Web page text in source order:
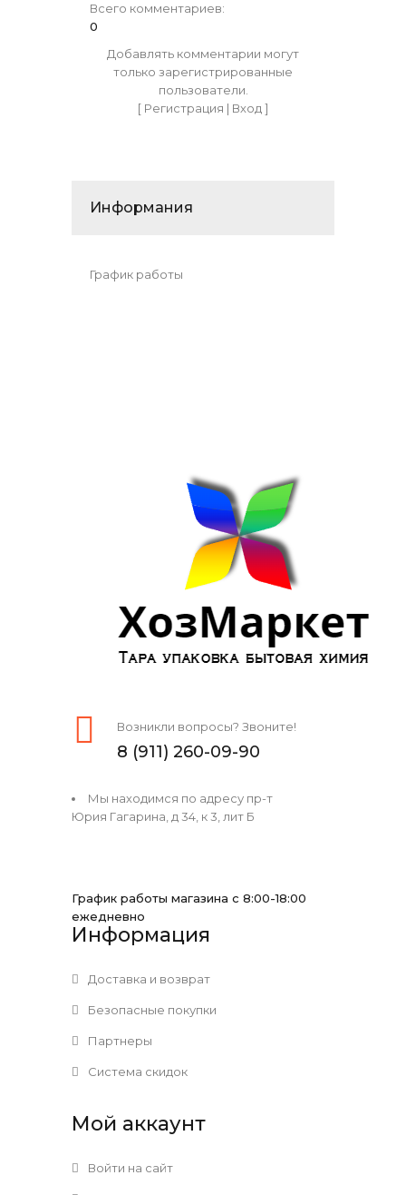
Всего комментариев:
0
Добавлять комментарии могут
только зарегистрированные
пользователи.
[ Регистрация | Вход]
Информания
График работы
Возникли вопросы? Звоните!
8 (911) 260-09-90
Мы находимся по адресу пр-т
Юрия Гагарина, д 34, к 3, лит Б
График работы магазина с 8:00-18:00
ежедневно
Информация
Доставка и возврат
Безопасные покупки
Партнеры
Система скидок
Мой аккаунт
Войти на сайт